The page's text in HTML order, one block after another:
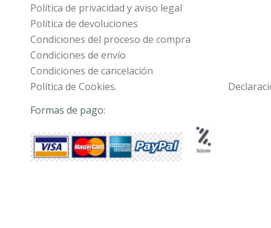
Política de privacidad y aviso legal
Política de devoluciones
Condiciones del proceso de compra
Condiciones de envío
Condiciones de cancelación
Política de Cookies.
Formas de pago: